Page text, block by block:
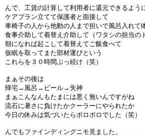
んで、工賃の計算して利用者に還元できるよう
ケアプラン立てて保護者と面接して
車椅子の人から他動の人まで担いで風呂入れて
食事介助して着替え介助して（ワタシの担当の
朝になれば起こして着替えてご飯食べて
仮眠を取ってまた部材運びという
これらを３０時間ぶっ続け（笑）
まぁその後は
帰宅→風呂→ビール→失神
まぁこんなんもたまには悪く無いんですがね
流石に暑さに負けたかクーラーにやられたか
今日の休みは気づいたらボロボロでした（笑）
んでもファインディングニモ見ました。